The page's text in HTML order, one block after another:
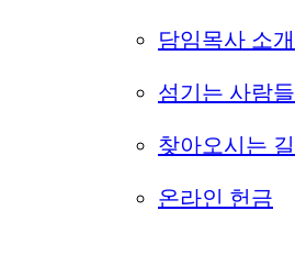
담임목사 소개
섬기는 사람들
찾아오시는 길
온라인 헌금